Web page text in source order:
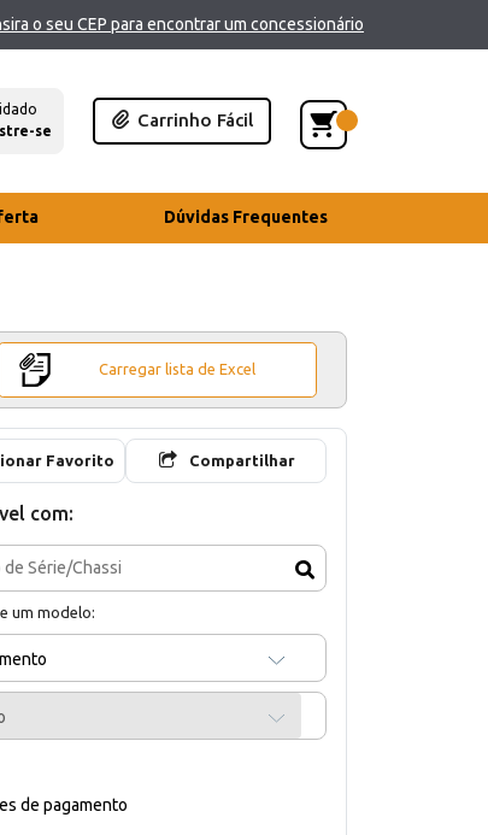
o seu CEP para encontrar um concessionário
se
Carrinho Fácil
Dúvidas Frequentes
Carregar lista de Excel
Favorito Compartilhar
com:
um modelo:
de pagamento